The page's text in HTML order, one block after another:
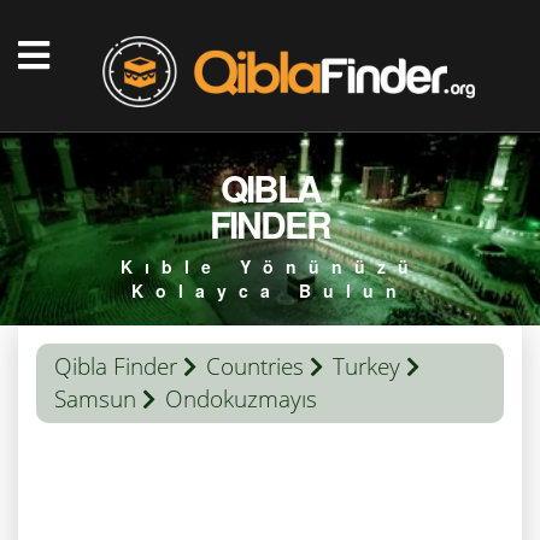
QIBLA
FINDER
Kıble Yönünüzü
Kolayca Bulun
Qibla Finder Countries
Turkey
Samsun
Ondokuzmayıs